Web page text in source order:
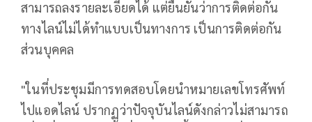
สามารถลงรายละเอียดได้ แต่ยืนยันว่าการติดต่อกัน
ทางไลน์ไม่ได้ทำแบบเป็นทางการ เป็นการติดต่อกัน
ส่วนบุคคล
"ในที่ประชุมมีการทดสอบโดยนำหมายเลขโทรศัพท์
ไปแอดไลน์ ปรากฏว่าปัจจุบันไลน์ดังกล่าวไม่สามารถ